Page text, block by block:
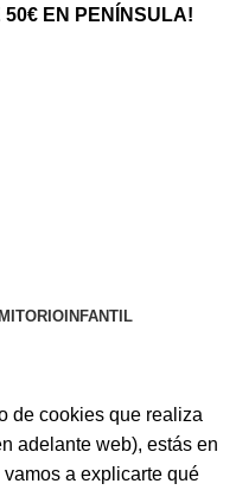
50€ EN PENÍNSULA!
INFANTIL
de cookies que realiza
adelante web), estás en
a explicarte qué